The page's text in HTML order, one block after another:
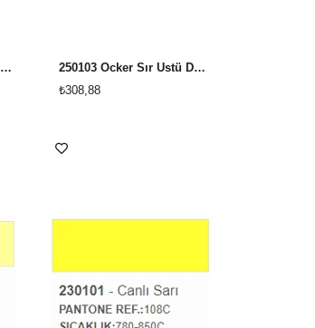
251204 Ocker Sır Üstü Dekor Boyası
250103 Ocker Sır Üstü Dekor Boyası
₺308,88